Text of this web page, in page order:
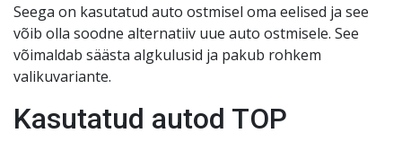
Seega on kasutatud auto ostmisel oma eelised ja see
võib olla soodne alternatiiv uue auto ostmisele. See
võimaldab säästa algkulusid ja pakub rohkem
valikuvariante.
Kasutatud autod TOP